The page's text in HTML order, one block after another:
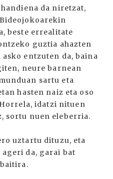
da niretzat,
beste errealitate
guztia ahazten
entzuten da, baina
neure barnean
sartu eta
hasten naiz eta oso
idatzi nituen
sortu nuen eleberria.
uztartu dituzu, eta
da, garai bat